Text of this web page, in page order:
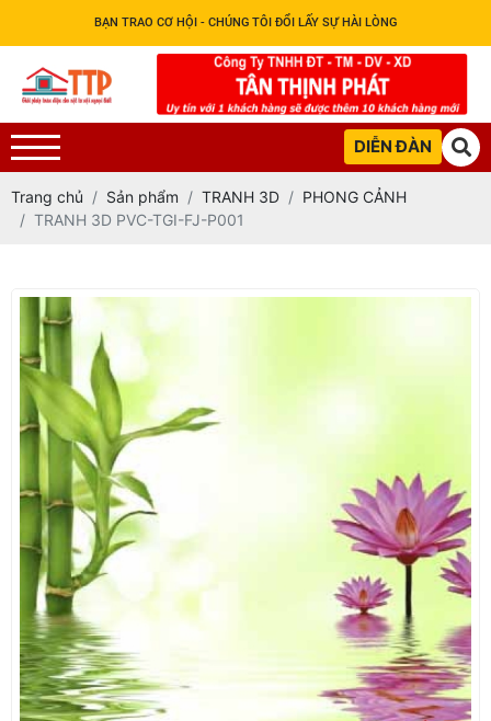
BẠN TRAO CƠ HỘI - CHÚNG TÔI ĐỔI LẤY SỰ HÀI LÒNG
DIỄN ĐÀN
Trang chủ Sản phẩm TRANH 3D
PHONG CẢNH
TRANH 3D PVC-TGI-FJ-P001